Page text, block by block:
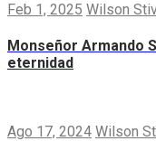
Feb 1, 2025 Wilson
Monseñor Armando
eternidad
Ago 17, 2024 Wilson